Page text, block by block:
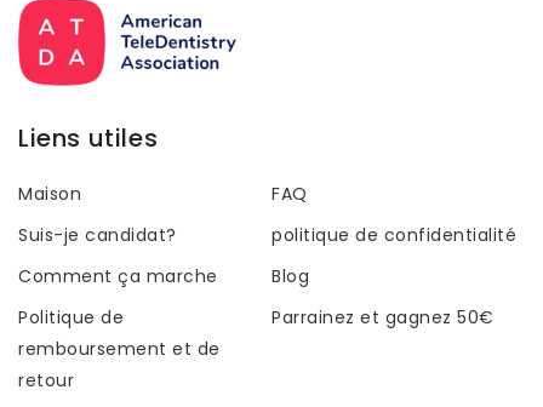
Liens utiles
Maison
FAQ
Suis-je candidat?
politique de confidentialité
Comment ça marche
Blog
Politique de
remboursement et de
retour
Parrainez et gagnez 50€